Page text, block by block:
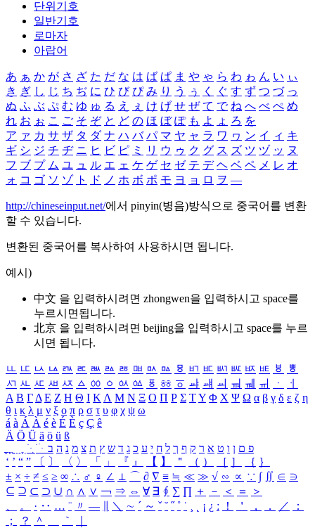
단위기호
일반기호
로마자
아랍어
あ ぁ か が さ ざ た だ な は ば ぱ ま や ゃ ら わ ゎ ん い ぃ
き ぎ し じ ち ぢ に ひ び ぴ み り う ぅ く ぐ す ず つ づ っ
ぬ ふ ぶ ぷ む ゆ ゅ る え ぇ け げ せ ぜ て で ね へ べ ぺ め
れ お ぉ こ ご そ ぞ と ど の ほ ぼ ぽ も よ ょ ろ を
ア ァ カ サ ザ タ ダ ナ ハ バ パ マ ヤ ャ ラ ワ ヮ ン イ ィ キ
ギ シ ジ チ ヂ ニ ヒ ビ ピ ミ リ ウ ゥ ク グ ス ズ ツ ヅ ッ ヌ
フ ブ プ ム ユ ュ ル エ ェ ケ ゲ セ ゼ テ デ ヘ ベ ペ メ レ オ
ォ コ ゴ ソ ゾ ト ド ノ ホ ボ ポ モ ヨ ョ ロ ヲ ―
http://chineseinput.net/에서 pinyin(병음)방식으로 중국어를 변환
할 수 있습니다.
변환된 중국어를 복사하여 사용하시면 됩니다.
예시)
中文 을 입력하시려면 zhongwen을 입력하시고 space를
누르시면됩니다.
北京 을 입력하시려면 beijing을 입력하시고 space를 누르
시면 됩니다.
ㅥ ㅦ ㅧ ㅨ ㅩ ㅪ ㅫ ㅬ ㅭ ㅮ ㅯ ㅰ ㅱ ㅲ ㅳ ㅴ ㅵ ㅶ ㅷ ㅸ
ㅹ
ㅺ ㅻ ㅼ ㅽ ㅾ ㅿ ㆀ ㆁ ㆂ ㆃ ㆄ ㆅ ㆆ ㆇ ㆈ ㆉ ㆊ ㆋ ㆌ ㆍ
ㆎ
Α Β ΓΔ Ε Ζ Η Θ Ι ΚΛ Μ Ν Ξ Ο Π Ρ Σ ΤΥ Φ Χ Ψ Ω α β γ δ ε ζ η
θ ι κ λ μ ν ξ ο π ρ σ τ υ φ χ ψ ω
á à Á À é è É È ç Ç ê
Ä Ö Ü ä ö ü ß
ִֶֹ ֻּ ׁׂ פ ם ן ו ט א ר ק ף ך ל ח י ע כ ג ד ש ץ ת צ מ נ ה ב
‘ ’ “ ” 〔 〕 〈 〉 「 」 『 』 【 】 ＂ （ ） ［ ］ ｛ ｝
± × ÷ ≠ ≤ ≥ ∞ ∴ ♂ ♀ ∠ ⊥ ⌒ ∂ ∇ ≡ ≒ ≪ ≫ √ ∽ ∝ ∵ ∫ ∬ ∈ ∋
⊆ ⊇ ⊂ ⊃ ∪ ∩ ∧ ∨ ￢ ⇒ ⇔ ∀ ∃ ∮ ∑ ∏ ＋ － ＜ ＝
＞
、
。 · ‥ … ¨ 〃 ― ＼ ∼ ´ ～ ˇ ˘ ˝ ˚ ˙ ¸ ¡ ¿ ː ！ ＇ ， ． ／
：
；
？ ＾ ｀